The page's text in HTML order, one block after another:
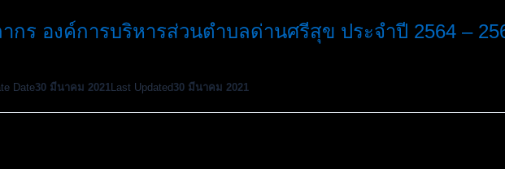
ร องค์การบริหารส่วนตำบลด่านศรีสุข ประจำปี 2564 –
Date30 มีนาคม 2021 Last Updated30 มีนาคม 2021